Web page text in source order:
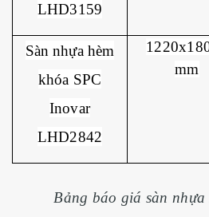
LHD3159
Sàn nhựa hèm
khóa SPC
Inovar
LHD2842
mm
Bảng báo giá sàn nhựa